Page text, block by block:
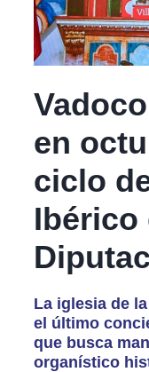
en
ciclo
Ibérico
La iglesia de
el último
que busca
organístico